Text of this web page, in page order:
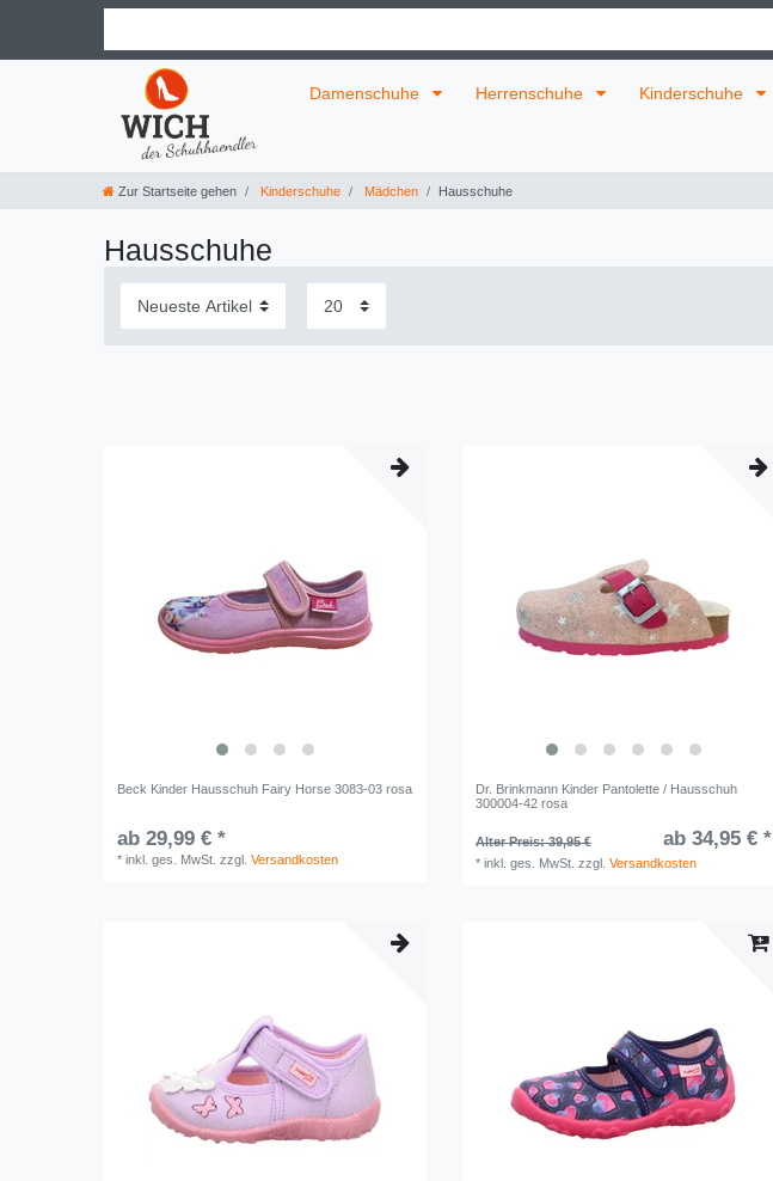
Damenschuhe Herrenschuhe Kinderschuhe
Zur Startseite gehen Kinderschuhe Mädchen Hausschuhe
Hausschuhe
Beck Kinder Hausschuh Fairy Horse 3083-03 rosa
ab 29,99 € *
*inkl. ges. MwSt. zzgl.Versandkosten
Dr. Brinkmann Kinder Pantolette / Hausschuh
300004-42 rosa
Alter Preis: 39,95 € ab 34,95 € *
*inkl. ges. MwSt. zzgl.Versandkosten